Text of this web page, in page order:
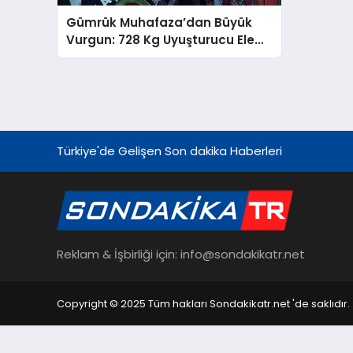
Gümrük Muhafaza’dan Büyük
Vurgun: 728 Kg Uyuşturucu Ele
Geçti!
Türkiye'de Gelişen Son dakika Haberleri
Reklam & İşbirliği için: info@sondakikatr.net
Copyright © 2025 Tüm hakları Sondakikatr.net 'de saklıdır.